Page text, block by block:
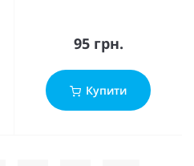
95 грн.
Купити